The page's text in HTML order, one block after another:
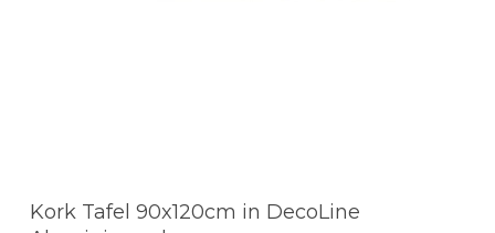
Kork Tafel 90x120cm in DecoLine